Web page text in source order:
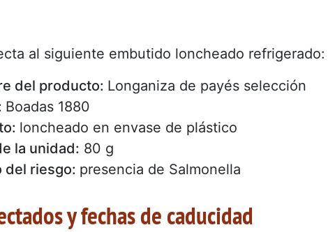
al siguiente embutido loncheado refrigerado:
del producto: Longaniza de payés selección
Boadas 1880
loncheado en envase de plástico
la unidad: 80 g
del riesgo: presencia de Salmonella
y fechas de caducidad